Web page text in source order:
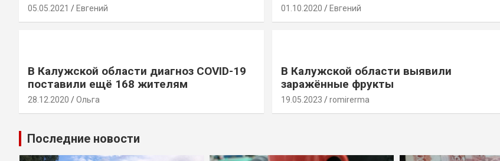
05.05.2021 Евгений 01.10.2020 Евгений
В Калужской области диагноз COVID-19
поставили ещё 168 жителям
28.12.2020 Ольга
В Калужской области выявили
заражённые фрукты
19.05.2023 romirerma
Последние новости